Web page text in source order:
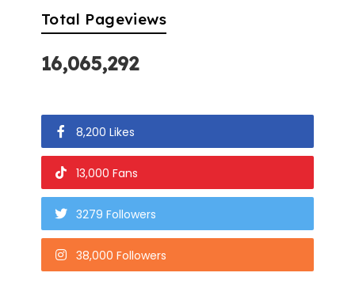
Total Pageviews
16,065,292
8,200 Likes
13,000 Fans
3279 Followers
38,000 Followers